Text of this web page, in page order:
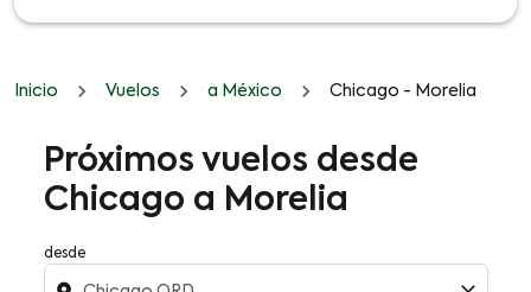
Inicio Vuelos a México Chicago - Morelia
Próximos vuelos desde
Chicago a Morelia
desde